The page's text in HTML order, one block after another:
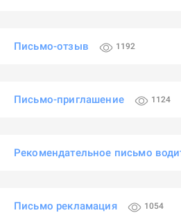
Письмо-отзыв 1192
Письмо-приглашение 1124
Рекомендательное письмо
Письмо рекламация 1054